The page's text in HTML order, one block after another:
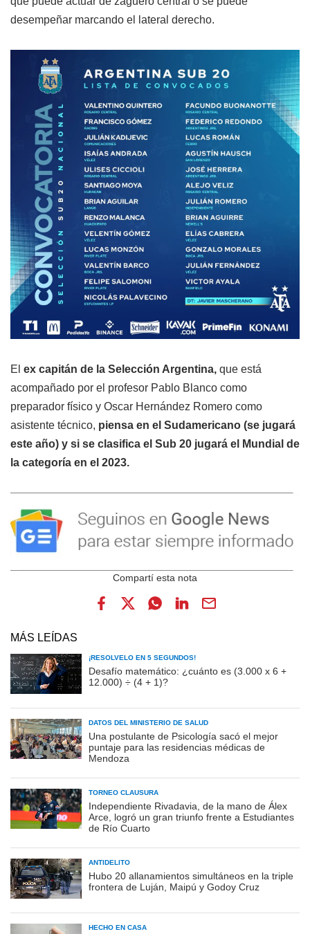
desempeñar marcando el lateral derecho.
El ex capitán de la Selección Argentina, que está
acompañado por el profesor Pablo Blanco como
preparador físico y Oscar Hernández Romero como
asistente técnico, piensa en el Sudamericano (se jugará
este año) y si se clasifica el Sub 20 jugará el Mundial de
la categoría en el 2023.
MÁS LEÍDAS
¡RESOLVELO EN 5 SEGUNDOS!
Desafío matemático: ¿cuánto es (3.000 x 6 +
12.000) ÷ (4 + 1)?
DATOS DEL MINISTERIO DE SALUD
Una postulante de Psicología sacó el mejor
puntaje para las residencias médicas de
Mendoza
TORNEO CLAUSURA
Independiente Rivadavia, de la mano de Álex
Arce, logró un gran triunfo frente a Estudiantes
de Río Cuarto
ANTIDELITO
Hubo 20 allanamientos simultáneos en la triple
frontera de Luján, Maipú y Godoy Cruz
HECHO EN CASA